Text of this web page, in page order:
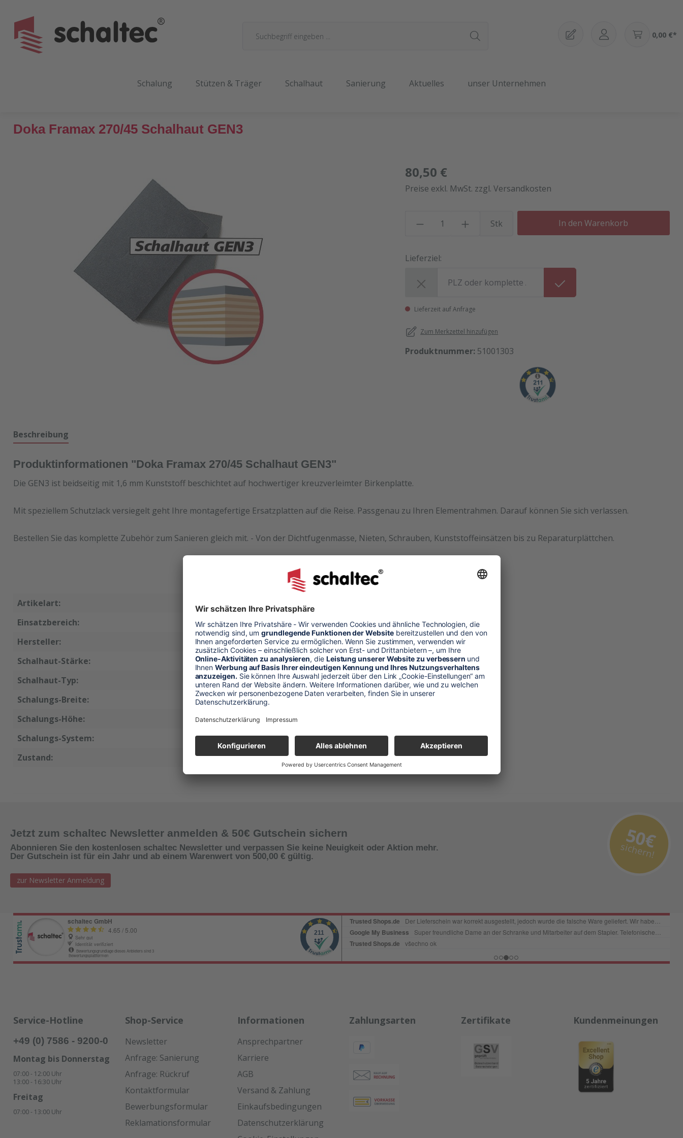
0,00 €*
Schalung Stützen & Träger Schalhaut Sanierung Aktuelles unser Unternehmen
Doka Framax 270/45 Schalhaut GEN3
80,50 €
Preise exkl. MwSt. zzgl. Versandkosten
Produkt Anzahl: Gib den
Stk In den Warenkorb
Lieferziel:
Lieferzeit auf Anfrage
Zum Merkzettel hinzufügen
Produktnummer: 51001303
Beschreibung
Produktinformationen "Doka Framax 270/45 Schalhaut GEN3"
Die GEN3 ist beidseitig mit 1,6 mm Kunststoff beschichtet auf hochwertiger kreuzverleimter Birkenplatte.
Mit speziellem Schutzlack versiegelt geht Ihre montagefertige Ersatzplatten auf die Reise. Passgenau zu Ihren Elementrahmen. Darauf können Sie sich verlassen.
Bestellen Sie das komplette Zubehör zum Sanieren gleich mit. - Von der Dichtfugenmasse, Nieten, Schrauben, Kunststoffeinsätzen bis zu Reparaturplättchen.
Artikelart:
Ersatzschalhaut
Einsatzbereich:
Wandschalung
Hersteller:
Doka
Schalhaut-Stärke:
21 mm
Schalhaut-Typ:
GEN3
Schalungs-Breite:
45 cm
Schalungs-Höhe:
270 cm
Schalungs-System:
Framax
Zustand:
neu
Jetzt zum schaltec Newsletter anmelden & 50€ Gutschein sichern
Abonnieren Sie den kostenlosen schaltec Newsletter und verpassen Sie keine Neuigkeit oder Aktion mehr.
Der Gutschein ist für ein Jahr und ab einem Warenwert von 500,00 € gültig.
zur Newsletter Anmeldung
50€
sichern!
Service-Hotline
+49 (0) 7586 - 9200-0
Montag bis Donnerstag
07:00 - 12:00 Uhr
13:00 - 16:30 Uhr
Freitag
07:00 - 13:00 Uhr
Shop-Service
Newsletter
Anfrage: Sanierung
Anfrage: Rückruf
Kontaktformular
Bewerbungsformular
Reklamationsformular
Informationen
Ansprechpartner
Karriere
AGB
Versand & Zahlung
Einkaufsbedingungen
Datenschutzerklärung
Zahlungsarten Zertifikate Kundenmeinungen